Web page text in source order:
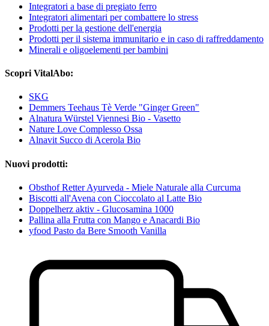
Integratori a base di pregiato ferro
Integratori alimentari per combattere lo stress
Prodotti per la gestione dell'energia
Prodotti per il sistema immunitario e in caso di raffreddamento
Minerali e oligoelementi per bambini
Scopri VitalAbo:
SKG
Demmers Teehaus Tè Verde "Ginger Green"
Alnatura Würstel Viennesi Bio - Vasetto
Nature Love Complesso Ossa
Alnavit Succo di Acerola Bio
Nuovi prodotti:
Obsthof Retter Ayurveda - Miele Naturale alla Curcuma
Biscotti all'Avena con Cioccolato al Latte Bio
Doppelherz aktiv - Glucosamina 1000
Pallina alla Frutta con Mango e Anacardi Bio
yfood Pasto da Bere Smooth Vanilla